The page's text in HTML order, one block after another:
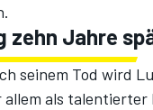
zehn Jahre
seinem Tod wird
als talentierter